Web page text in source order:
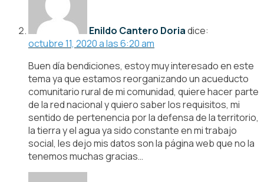
Enildo Cantero Doriadice:
octubre 11, 2020 a las 6:20 am
Buen día bendiciones, estoy muy interesado en este
tema ya que estamos reorganizando un acueducto
comunitario rural de mi comunidad, quiere hacer parte
de la red nacional y quiero saber los requisitos, mi
sentido de pertenencia por la defensa de la territorio,
la tierra y el agua ya sido constante en mi trabajo
social, les dejo mis datos son la página web que no la
tenemos muchas gracias…